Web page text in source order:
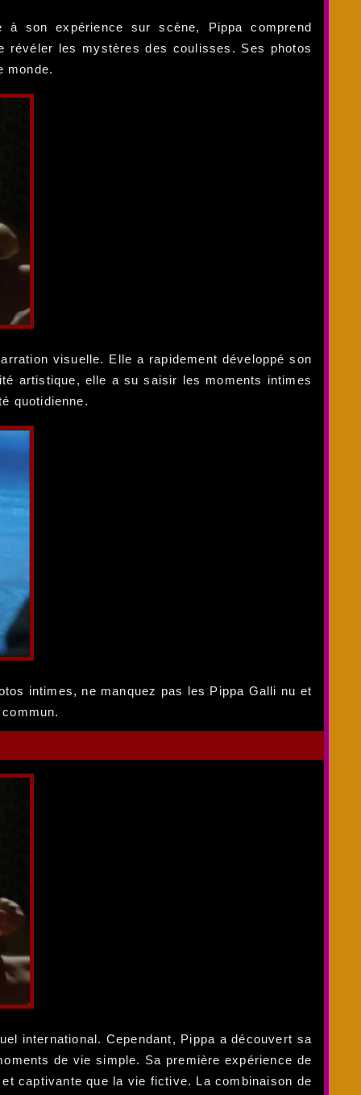
à son expérience sur scène, Pippa comprend
révéler les mystères des coulisses. Ses photos
monde.
visuelle. Elle a rapidement développé son
artistique, elle a su saisir les moments intimes
quotidienne.
intimes, ne manquez pas les Pippa Galli nu et
international. Cependant, Pippa a découvert sa
de vie simple. Sa première expérience de
captivante que la vie fictive. La combinaison de